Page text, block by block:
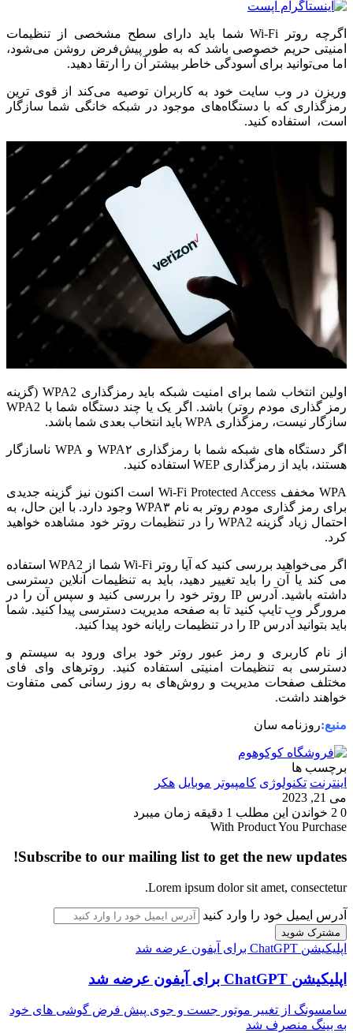
اگرچه روتر Wi-Fi شما باید دارای سطح مشخصی از تنظیمات
امنیتی حریم خصوصی باشد که به طور پیش‌فرض روشن می‌شود،
اما می‌توانید برای آسودگی خاطر بیشتر آن را ارتقا دهید.
وریزن در وب سایت خود به کاربران توصیه می‌کند از قوی ترین
رمزگذاری که با دستگاه‌های موجود در شبکه خانگی شما سازگار
است، استفاده کنید.
اولین انتخاب شما برای امنیت شبکه باید رمزگذاری WPA2 (گزینه
رمز گذاری مودم روتر) باشد. اگر یک یا چند دستگاه شما با WPA2
سازگار نیست، رمزگذاری WPA باید انتخاب بعدی شما باشد.
اگر دستگاه های شبکه شما با رمزگذاری WPA۲ و WPA ناسازگار
هستند، باید از رمزگذاری WEP استفاده کنید.
WPA مخفف Wi-Fi Protected Access است اکنون نیز گزینه جدیدی
برای رمز گذاری مودم روتر به نام WPA۳ وجود دارد. با این حال، به
احتمال زیاد گزینه WPA2 را در تنظیمات روتر خود مشاهده خواهید
کرد.
اگر می‌خواهید بررسی کنید که آیا روتر Wi-Fi شما از WPA2 استفاده
می کند یا آن را باید تغییر دهید، باید به تنظیمات آنلاین دسترسی
داشته باشید. آدرس IP روتر خود را بررسی کنید و سپس آن را در
مرورگر وب تایپ کنید تا به صفحه مدیریت دسترسی پیدا کنید. شما
باید بتوانید آدرس IP را در تنظیمات رایانه خود پیدا کنید.
از نام کاربری و رمز عبور روتر خود برای ورود به سیستم و
دسترسی به تنظیمات امنیتی استفاده کنید. روترهای وای فای
مختلف صفحات مدیریت و روش‌های به روز رسانی کمی متفاوت
خواهند داشت.
منبع:روزنامه سان
برچسب ها
اینترنت تکنولوژی کامپیوتر موبایل هکر
می 21, 2023
0
خواندن این مطلب 1 دقیقه زمان میبرد
With Product You Purchase
Subscribe to our mailing list to get the new updates!
Lorem ipsum dolor sit amet, consectetur.
آدرس ایمیل خود را وارد کنید
اپلیکیشن ChatGPT برای آیفون عرضه شد
اپلیکیشن ChatGPT برای آیفون عرضه شد
سامسونگ از تغییر موتور جست و جوی پیش فرض گوشی های خود
به بینگ منصرف شد